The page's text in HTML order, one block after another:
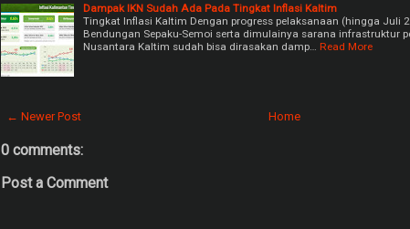
Dampak IKN Sudah Ada Pada Tingkat Inflasi Kaltim
Tingkat Inflasi Kaltim Dengan progress pelaksanaan (hingga Juli
Bendungan Sepaku-Semoi serta dimulainya sarana infrastruktur
Nusantara Kaltim sudah bisa dirasakan damp…
Read More
← Newer Post Home
0 comments:
Post a Comment